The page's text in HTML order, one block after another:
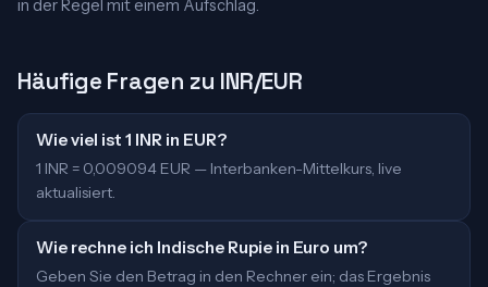
in der Regel mit einem Aufschlag.
Häufige Fragen zu INR/EUR
Wie viel ist 1 INR in EUR?
1 INR = 0,009094 EUR — Interbanken-Mittelkurs, live
aktualisiert.
Wie rechne ich Indische Rupie in Euro um?
Geben Sie den Betrag in den Rechner ein; das Ergebnis